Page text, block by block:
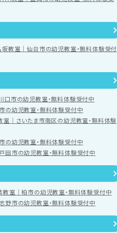
坂教室｜仙台市の幼児教室・無料体験受付
口市の幼児教室・無料体験受付中
の幼児教室・無料体験受付中
室｜さいたま市南区の幼児教室・無料体験
の幼児教室・無料体験受付中
田市の幼児教室・無料体験受付中
教室｜柏市の幼児教室・無料体験受付中
野市の幼児教室・無料体験受付中